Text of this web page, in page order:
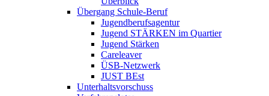
Übergang Schule-Beruf
Jugendberufsagentur
Jugend STÄRKEN im Quartier
Jugend Stärken
Careleaver
ÜSB-Netzwerk
JUST BEst
Unterhaltsvorschuss